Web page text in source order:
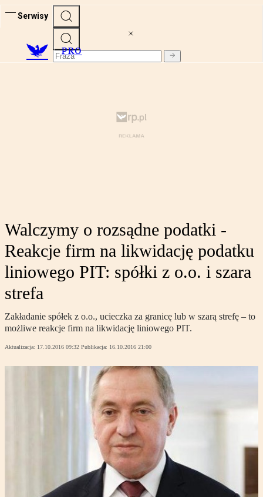
Serwisy
PRO
Walczymy o rozsądne podatki -
Reakcje firm na likwidację podatku
liniowego PIT: spółki z o.o. i szara
strefa
Zakładanie spółek z o.o., ucieczka za granicę lub w szarą strefę – to
możliwe reakcje firm na likwidację liniowego PIT.
Aktualizacja: 17.10.2016 09:32 Publikacja: 16.10.2016 21:00